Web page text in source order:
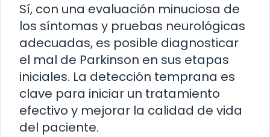
Sí, con una evaluación minuciosa de
los síntomas y pruebas neurológicas
adecuadas, es posible diagnosticar
el mal de Parkinson en sus etapas
iniciales. La detección temprana es
clave para iniciar un tratamiento
efectivo y mejorar la calidad de vida
del paciente.